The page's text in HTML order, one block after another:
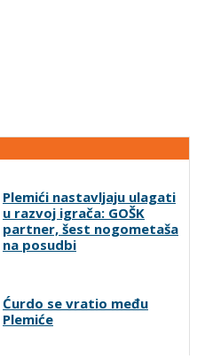
u razvoj igrača: GOŠK
partner, šest nogometaša
na posudbi